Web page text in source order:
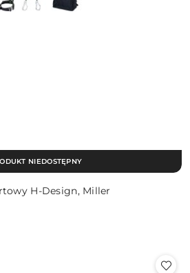
H-Design, Miller
NIEDOSTĘPNY